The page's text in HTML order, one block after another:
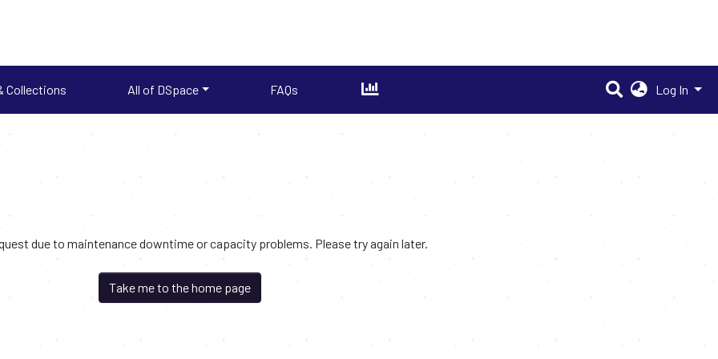
Collections All of DSpace FAQs Log In
due to maintenance downtime or capacity problems. Please try again later.
Take me to the home page